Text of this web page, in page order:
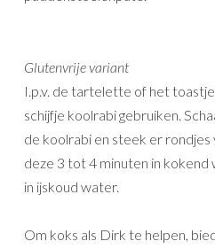
Glutenvrije variant
I.p.v. de tartelette of het
schijfje koolrabi gebruiken.
de koolrabi en steek er rondjes
deze 3 tot 4 minuten in kokend
in ijskoud water.
Om koks als Dirk te helpen,